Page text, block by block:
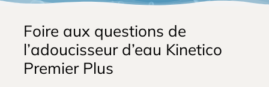
Foire aux questions de
l’adoucisseur d’eau Kinetico
Premier Plus